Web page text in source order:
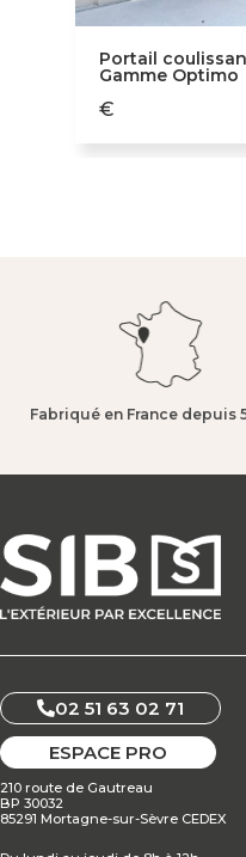
Portail
Gamme Optimo
€
Fabriqué en France depuis
02 51 63 02 71
ESPACE PRO
210 route de Gautreau
BP 30032
85291 Mortagne-sur-Sèvre CEDEX